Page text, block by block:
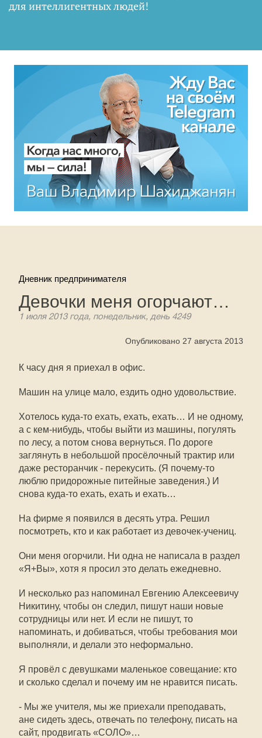
для интеллигентных людей!
Дневник предпринимателя
Девочки меня огорчают…
1 июля 2013 года, понедельник, день 4249
Опубликовано 27 августа 2013
К часу дня я приехал в офис.
Машин на улице мало, ездить одно удовольствие.
Хотелось куда-то ехать, ехать, ехать… И не одному,
а с кем-нибудь, чтобы выйти из машины, погулять
по лесу, а потом снова вернуться. По дороге
заглянуть в небольшой просёлочный трактир или
даже ресторанчик - перекусить. (Я почему-то
люблю придорожные питейные заведения.) И
снова куда-то ехать, ехать и ехать…
На фирме я появился в десять утра. Решил
посмотреть, кто и как работает из девочек-учениц.
Они меня огорчили. Ни одна не написала в раздел
«Я+Вы», хотя я просил это делать ежедневно.
И несколько раз напоминал Евгению Алексеевичу
Никитину, чтобы он следил, пишут наши новые
сотрудницы или нет. И если не пишут, то
напоминать, и добиваться, чтобы требования мои
выполняли, и делали это неформально.
Я провёл с девушками маленькое совещание: кто
и сколько сделал и почему им не нравится писать.
- Мы же учителя, мы же приехали преподавать,
ане сидеть здесь, отвечать по телефону, писать на
сайт, продвигать «СОЛО»…